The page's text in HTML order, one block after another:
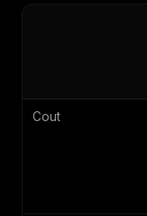
Cout